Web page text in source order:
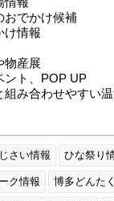
おでかけ候補
け情報
物産展
ント、POP UP
組み合わせやすい
さい情報 ひな祭り
ク情報 博多どんた